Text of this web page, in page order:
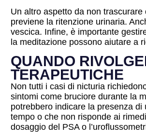
Un altro aspetto da non
previene la ritenzione urinaria.
vescica. Infine, è importante
la meditazione possono aiutare a
QUANDO
TERAPEUTICHE
Non tutti i casi di nicturia
sintomi come bruciore durante la
potrebbero indicare la presenza di
tempo o che non risponde ai
dosaggio del PSA o